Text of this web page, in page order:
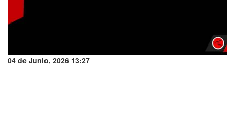
04 de Junio, 2026 13:27